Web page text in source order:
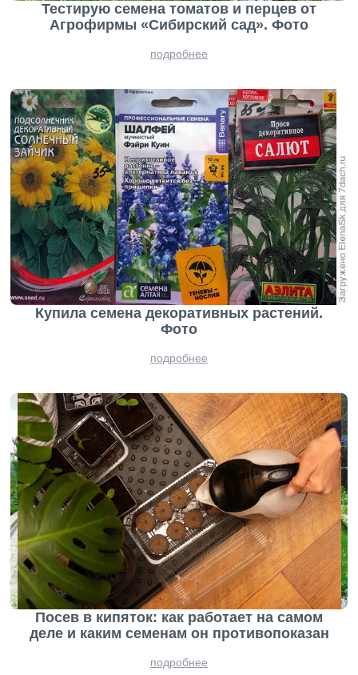
Тестирую семена томатов и перцев от
Агрофирмы «Сибирский сад». Фото
подробнее
Купила семена декоративных растений.
Фото
подробнее
Посев в кипяток: как работает на самом
деле и каким семенам он противопоказан
подробнее